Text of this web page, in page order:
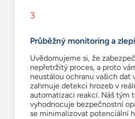
3
Průběžný monitoring a
Uvědomujeme si, že
nepřetržitý proces, a proto
neustálou ochranu vašich dat
zahrnuje detekci hrozeb v
automatizaci reakcí. Náš tým
vyhodnocuje bezpečnostní
se minimalizovat potenciální